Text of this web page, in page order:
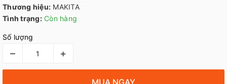
Thương hiệu: MAKITA
Tình trạng: Còn hàng
Số lượng
– +
MUA NGAY